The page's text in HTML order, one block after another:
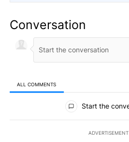
Conversation
ALL COMMENTS
All Comments
Start the
ADVERTISEMENT